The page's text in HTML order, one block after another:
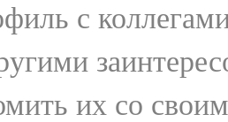
с
их со